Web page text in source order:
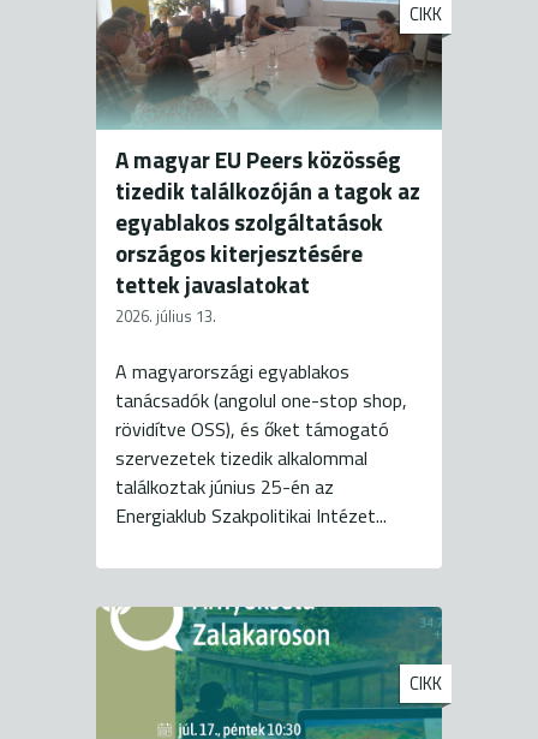
CIKK
A magyar EU Peers közösség
tizedik találkozóján a tagok az
egyablakos szolgáltatások
országos kiterjesztésére
tettek javaslatokat
2026. július 13.
A magyarországi egyablakos
tanácsadók (angolul one-stop shop,
rövidítve OSS), és őket támogató
szervezetek tizedik alkalommal
találkoztak június 25-én az
Energiaklub Szakpolitikai Intézet...
CIKK